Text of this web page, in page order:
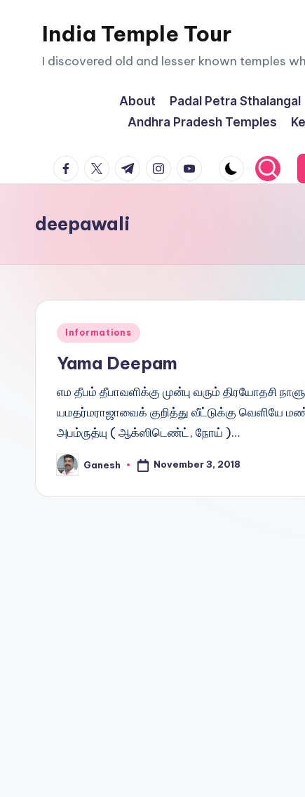
India Temple Tour
I discovered old and lesser known temples
About Padal Petra Sthalangal
Andhra Pradesh Temples
facebook.com
twitter.com
t.me instagram.com
youtube.com
deepawali
Posted
Informations
Yama Deepam
எம தீபம் தீபாவளிக்கு முன்பு வரும் திரயோதசி
யமதர்மராஜாவைக் குறித்து வீட்டுக்கு
அபம்ருத்யு ( ஆக்ஸிடெண்ட், நோய் )…
Posted
by
Ganesh November 3, 2018